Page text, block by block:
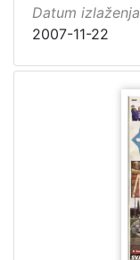
Datum izlaženja
2007-11-22